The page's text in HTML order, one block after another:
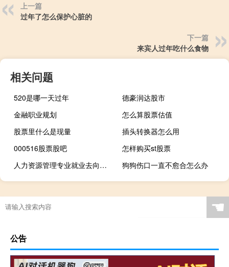
上一篇
过年了怎么保护心脏的
下一篇
来宾人过年吃什么食物
相关问题
520是哪一天过年
德豪润达股市
金融职业规划
怎么算股票估值
股票里什么是现量
插头转换器怎么用
000516股票股吧
怎样购买st股票
人力资源管理专业就业去向（人力资源管理专业就业前景及方向如何）
狗狗伤口一直不愈合怎么办
☚
公告